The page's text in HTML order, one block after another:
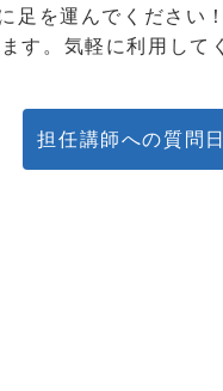
足を運んでください！
す。気軽に利用して
担任講師への質問